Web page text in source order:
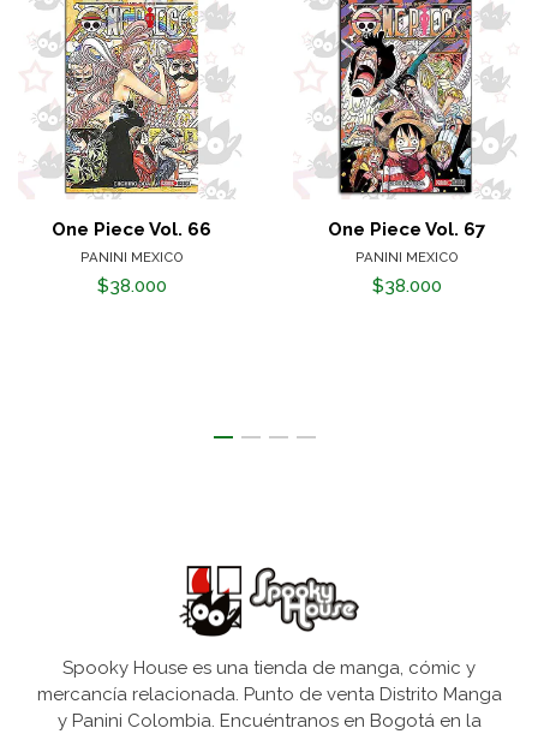
One Piece Vol. 66
PANINI MEXICO
$38.000
One Piece Vol. 67
PANINI MEXICO
$38.000
Spooky House es una tienda de manga, cómic y
mercancía relacionada. Punto de venta Distrito Manga
y Panini Colombia. Encuéntranos en Bogotá en la